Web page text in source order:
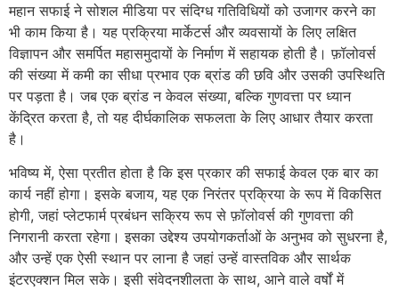
महान सफाई ने सोशल मीडिया पर संदिग्ध गतिविधियों को उजागर करने का
भी काम किया है। यह प्रक्रिया मार्केटर्स और व्यवसायों के लिए लक्षित
विज्ञापन और समर्पित महासमुदायों के निर्माण में सहायक होती है। फ़ॉलोवर्स
की संख्या में कमी का सीधा प्रभाव एक ब्रांड की छवि और उसकी उपस्थिति
पर पड़ता है। जब एक ब्रांड न केवल संख्या, बल्कि गुणवत्ता पर ध्यान
केंद्रित करता है, तो यह दीर्घकालिक सफलता के लिए आधार तैयार करता
है।
भविष्य में, ऐसा प्रतीत होता है कि इस प्रकार की सफाई केवल एक बार का
कार्य नहीं होगा। इसके बजाय, यह एक निरंतर प्रक्रिया के रूप में विकसित
होगी, जहां प्लेटफार्म प्रबंधन सक्रिय रूप से फ़ॉलोवर्स की गुणवत्ता की
निगरानी करता रहेगा। इसका उद्देश्य उपयोगकर्ताओं के अनुभव को सुधरना है,
और उन्हें एक ऐसी स्थान पर लाना है जहां उन्हें वास्तविक और सार्थक
इंटरएक्शन मिल सके। इसी संवेदनशीलता के साथ, आने वाले वर्षों में